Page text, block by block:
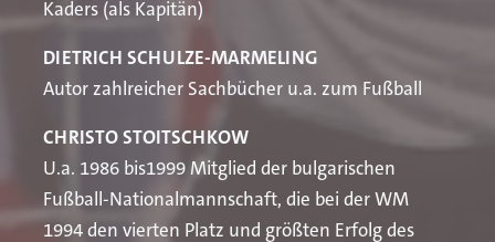
Kaders (als Kapitän)
DIETRICH SCHULZE-MARMELING
Autor zahlreicher Sachbücher u.a. zum Fußball
CHRISTO STOITSCHKOW
U.a. 1986 bis1999 Mitglied der bulgarischen
Fußball-Nationalmannschaft, die bei der WM
1994 den vierten Platz und größten Erfolg des